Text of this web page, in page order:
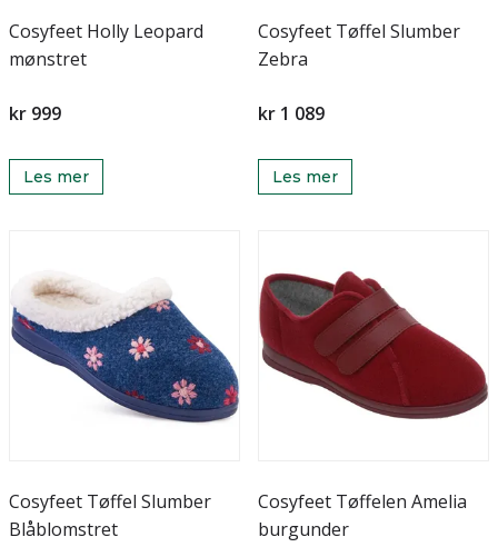
Cosyfeet Holly Leopard
mønstret
kr 999
Les mer
Cosyfeet Tøffel Slumber
Zebra
kr 1 089
Les mer
Cosyfeet Tøffel Slumber
Blåblomstret
Cosyfeet Tøffelen Amelia
burgunder